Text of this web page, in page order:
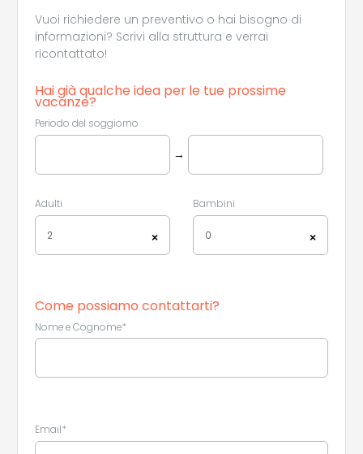
Vuoi richiedere un preventivo o hai bisogno di
informazioni? Scrivi alla struttura e verrai
ricontattato!
Hai già qualche idea per le tue prossime
vacanze?
Periodo del soggiorno
→
Adulti
×
2
Bambini
×
0
Come possiamo contattarti?
Nome e Cognome*
Email*